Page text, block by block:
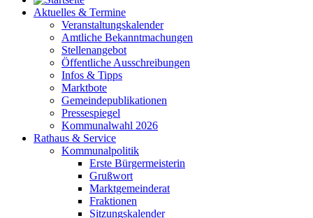
Aktuelles & Termine
Veranstaltungskalender
Amtliche Bekanntmachungen
Stellenangebot
Öffentliche Ausschreibungen
Infos & Tipps
Marktbote
Gemeindepublikationen
Pressespiegel
Kommunalwahl 2026
Rathaus & Service
Kommunalpolitik
Erste Bürgermeisterin
Grußwort
Marktgemeinderat
Fraktionen
Sitzungskalender